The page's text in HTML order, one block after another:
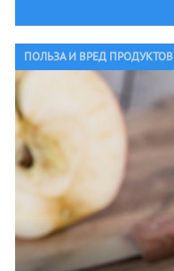
ПОЛЬЗА И ВРЕД ПРОДУКТОВ